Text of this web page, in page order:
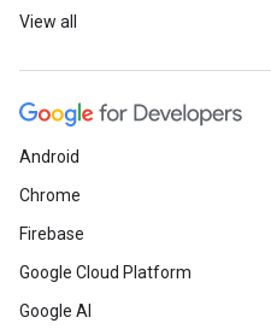
View all
Android
Chrome
Firebase
Google Cloud Platform
Google AI